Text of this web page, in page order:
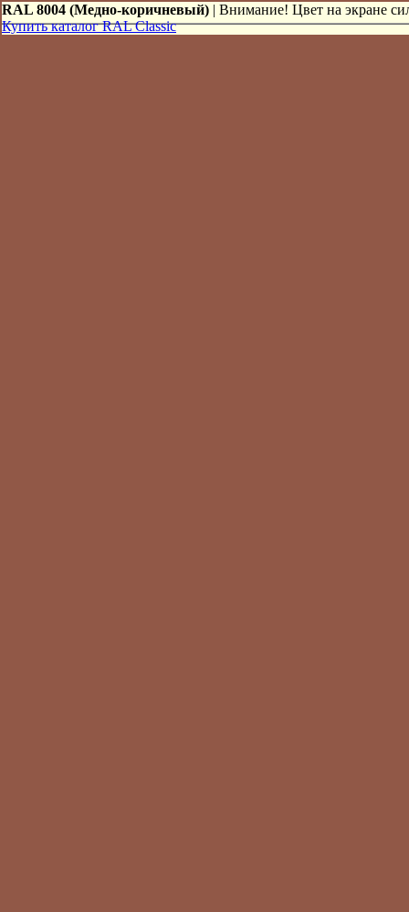
RAL 8004 (Медно-коричневый) | Внимание! Цвет на экране
Купить каталог RAL Classic